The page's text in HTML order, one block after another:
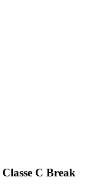
Classe C Break